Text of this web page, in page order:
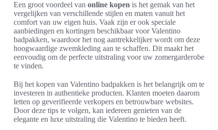
Een groot voordeel van online kopen is het gemak van het
vergelijken van verschillende stijlen en maten vanuit het
comfort van uw eigen huis. Vaak zijn er ook speciale
aanbiedingen en kortingen beschikbaar voor Valentino
badpakken, waardoor het nog aantrekkelijker wordt om deze
hoogwaardige zwemkleding aan te schaffen. Dit maakt het
eenvoudig om de perfecte uitstraling voor uw zomergarderobe
te vinden.
Bij het kopen van Valentino badpakken is het belangrijk om te
investeren in authentieke producten. Klanten moeten daarom
letten op geverifieerde verkopers en betrouwbare websites.
Door deze tips te volgen, kan iedereen genieten van de
elegante en luxe uitstraling die Valentino te bieden heeft.